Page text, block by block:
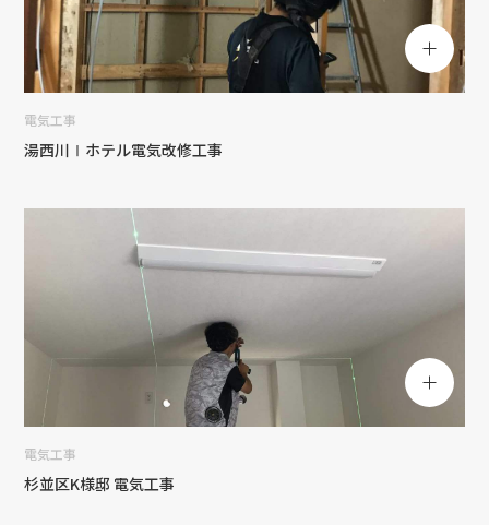
電気工事
湯西川Ⅰホテル電気改修工事
電気工事
杉並区K様邸 電気工事